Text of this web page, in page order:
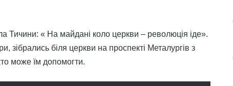
Тичини: « На майдані коло церкви – революція іде».
зібрались біля церкви на проспекті Металургів з
може їм допомогти.